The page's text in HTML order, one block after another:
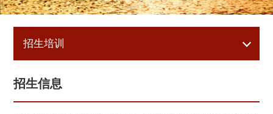
招生培训
招生信息